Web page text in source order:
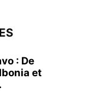
: De
et